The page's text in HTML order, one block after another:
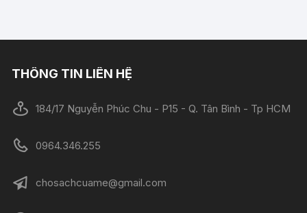
THÔNG TIN LIÊN HỆ
184/17 Nguyễn Phúc Chu - P15 - Q. Tân Bình - Tp HCM
0964.346.255
chosachcuame@gmail.com